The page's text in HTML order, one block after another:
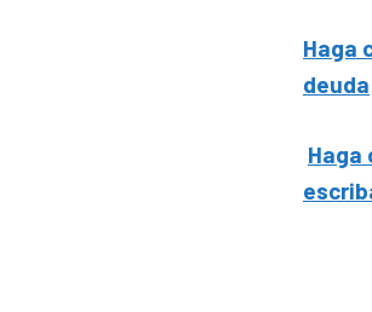
Haga
deuda
Haga